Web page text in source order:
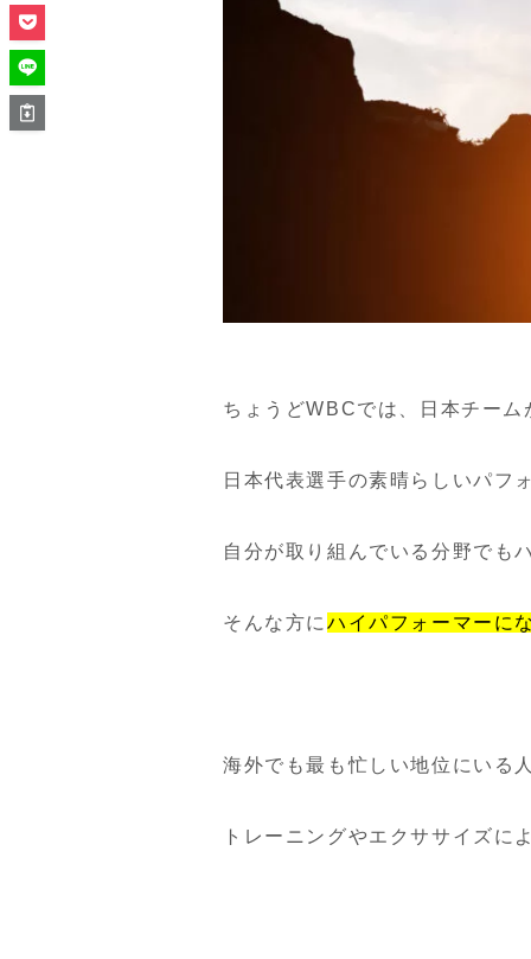
ちょうどWBCでは、日本チー
日本代表選手の素晴らしいパフ
自分が取り組んでいる分野でも
そんな方に ハイパフォーマーに
海外でも最も忙しい地位にいる
トレーニングやエクササイズに